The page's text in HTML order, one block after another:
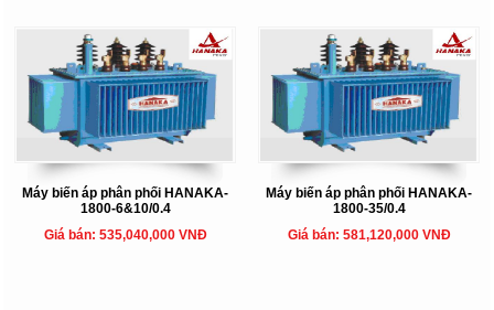
Máy biến áp phân phối HANAKA-
1800-6&10/0.4
Giá bán: 535,040,000 VNĐ
Máy biến áp phân phối HANAKA-
1800-35/0.4
Giá bán: 581,120,000 VNĐ